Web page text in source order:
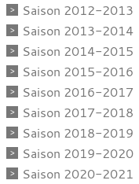
Saison 2012-2013
Saison 2013-2014
Saison 2014-2015
Saison 2015-2016
Saison 2016-2017
Saison 2017-2018
Saison 2018-2019
Saison 2019-2020
Saison 2020-2021